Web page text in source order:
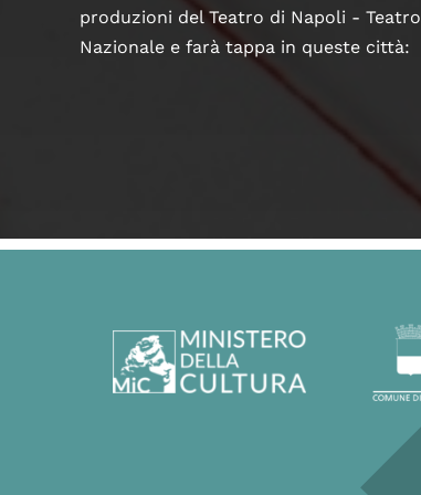
produzioni del Teatro di Napoli - Teatro
Nazionale e farà tappa in queste città: